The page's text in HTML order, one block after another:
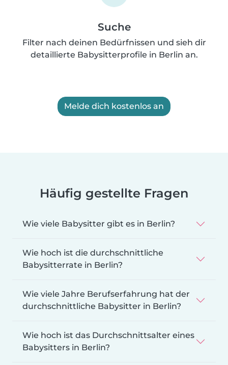
Suche
Filter nach deinen Bedürfnissen und sieh dir
detaillierte Babysitterprofile in Berlin an.
Melde dich kostenlos an
Häufig gestellte Fragen
Wie viele Babysitter gibt es in Berlin?
Wie hoch ist die durchschnittliche
Babysitterrate in Berlin?
Wie viele Jahre Berufserfahrung hat der
durchschnittliche Babysitter in Berlin?
Wie hoch ist das Durchschnittsalter eines
Babysitters in Berlin?